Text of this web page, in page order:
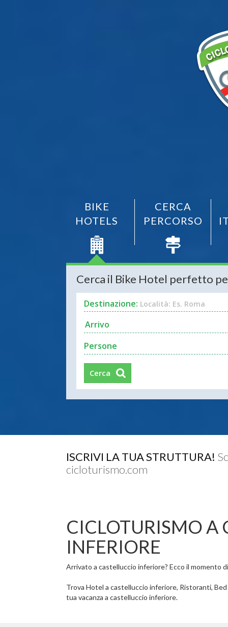
BIKE
HOTELS
CERCA
PERCORSO
Cerca il Bike Hotel perfetto
Destinazione: Località: Es. Roma
Persone
Cerca
ISCRIVI LA TUA STRUTTURA!
cicloturismo.com
CICLOTURISMO A
INFERIORE
Arrivato a castelluccio inferiore? Ecco il momento
Trova Hotel a castelluccio inferiore, Ristoranti,
tua vacanza a castelluccio inferiore.